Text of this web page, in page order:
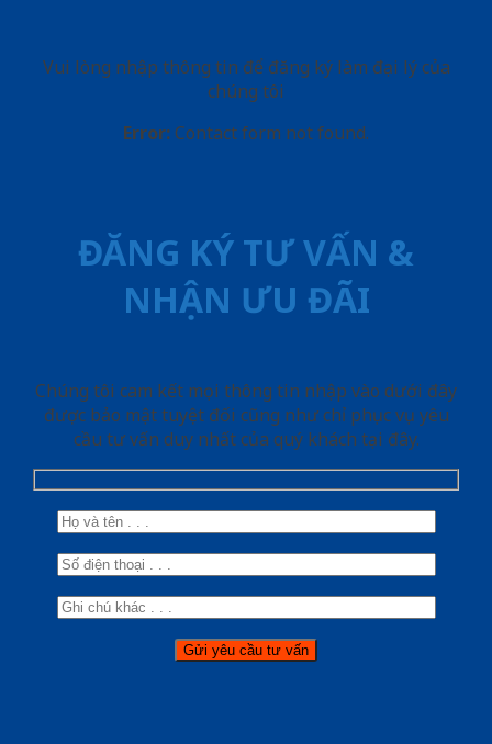
Vui lòng nhập thông tin để đăng ký làm đại lý của
chúng tôi
Error: Contact form not found.
ĐĂNG KÝ TƯ VẤN &
NHẬN ƯU ĐÃI
Chúng tôi cam kết mọi thông tin nhập vào dưới đây
được bảo mật tuyệt đối cũng như chỉ phục vụ yêu
cầu tư vấn duy nhất của quý khách tại đây.